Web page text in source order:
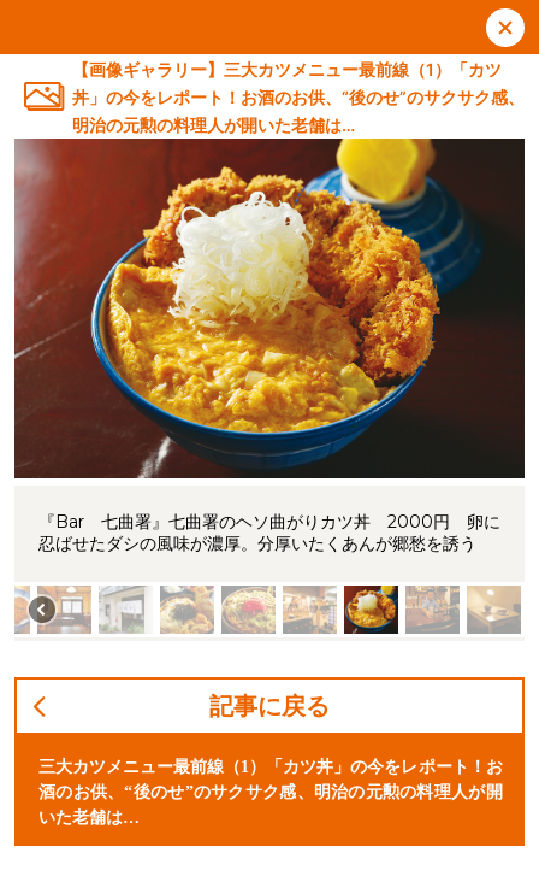
【画像ギャラリー】三大カツメニュー最前線（1）「カツ
丼」の今をレポート！お酒のお供、“後のせ”のサクサク感、
明治の元勲の料理人が開いた老舗は…
『Bar 七曲署』七曲署のヘソ曲がりカツ丼 2000円 卵に
忍ばせたダシの風味が濃厚。分厚いたくあんが郷愁を誘う
記事に戻る
三大カツメニュー最前線（1）「カツ丼」の今をレポート！お
酒のお供、“後のせ”のサクサク感、明治の元勲の料理人が開
いた老舗は…